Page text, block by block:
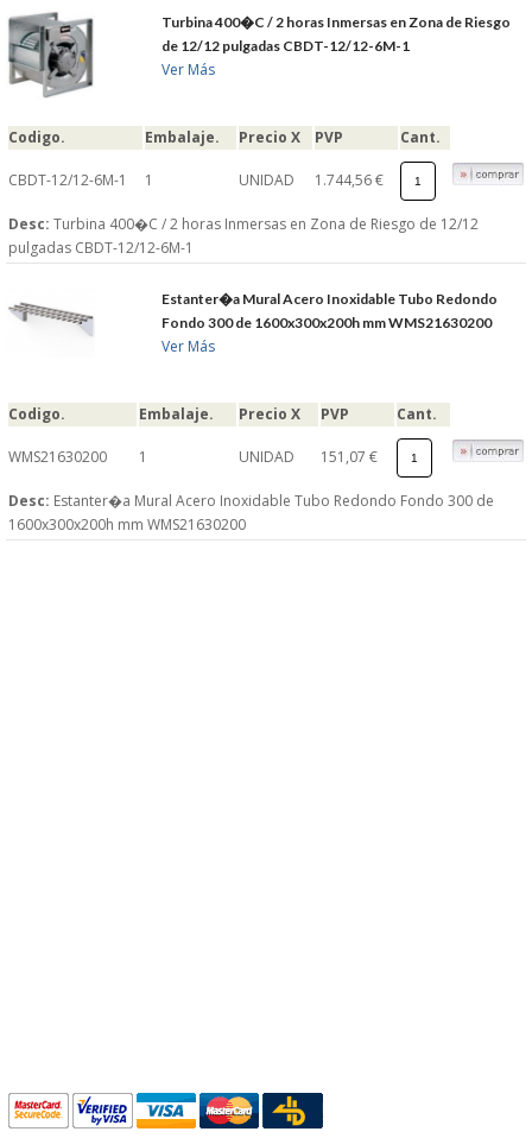
Turbina 400�C / 2 horas Inmersas en Zona de Riesgo
de 12/12 pulgadas CBDT-12/12-6M-1
Ver Más
Codigo. Embalaje. Precio X PVP Cant.
CBDT-12/12-6M-1 1 UNIDAD 1.744,56 €
Desc: Turbina 400�C / 2 horas Inmersas en Zona de Riesgo de 12/12
pulgadas CBDT-12/12-6M-1
Estanter�a Mural Acero Inoxidable Tubo Redondo
Fondo 300 de 1600x300x200h mm WMS21630200
Ver Más
Codigo. Embalaje. Precio X PVP Cant.
WMS21630200 1 UNIDAD 151,07 €
Desc: Estanter�a Mural Acero Inoxidable Tubo Redondo Fondo 300 de
1600x300x200h mm WMS21630200